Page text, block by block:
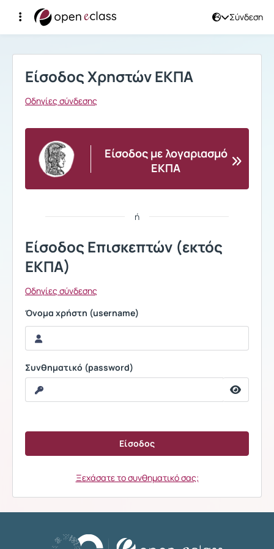
Σύνδεση
Σύνδεση
Είσοδος Χρηστών ΕΚΠΑ
Οδηγίες σύνδεσης
Είσοδος με λογαριασμό
ΕΚΠΑ
ή
Είσοδος Επισκεπτών (εκτός
ΕΚΠΑ)
Οδηγίες σύνδεσης
Όνομα χρήστη (username)
Συνθηματικό (password)
Ξεχάσατε το συνθηματικό σας;